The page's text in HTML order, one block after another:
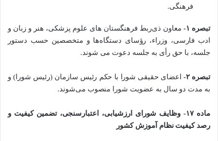
فرهنگی.
تبصره ۱-
معاون ذی‌ربط فرهنگستان­‌ های علوم پزشکی، هنر و زبان و
ادب فارسی، وزراء، رؤسای دستگاه­‌ها و متخصصین حسب دستور
جلسه، با حق رأی به جلسه دعوت می ­شوند.
تبصره ۲-
اعضای حقیقی شورا با حکم رئیس سازمان (رئیس شورا) و
به مدت دو سال به عضویت شورا منصوب می‌شوند.
ماده ۱۷- وظایف شورای ارزشیابی، اعتبارسنجی، تضمین­ کیفیت و
رصد کیفیت نظام آموزش کشور